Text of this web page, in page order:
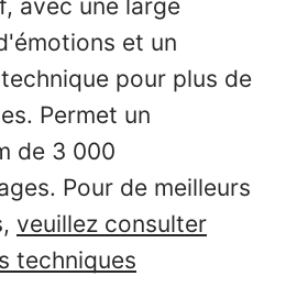
avec une large
et un
pour plus de
Permet un
de 3 000
Pour de meilleurs
veuillez consulter
techniques